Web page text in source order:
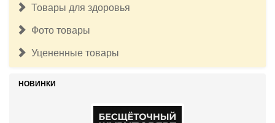
Товары для здоровья
Фото товары
Уцененные товары
НОВИНКИ